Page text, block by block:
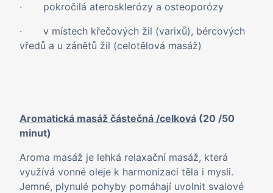
· pokročilá aterosklerózy a osteoporózy
· v místech křečových žil (varixů), bércových
vředů a u zánětů žil (celotělová masáž)
Aromatická masáž částečná /celková (20 /50
minut)
Aroma masáž je lehká relaxační masáž, která
využívá vonné oleje k harmonizaci těla i mysli.
Jemné, plynulé pohyby pomáhají uvolnit svalové